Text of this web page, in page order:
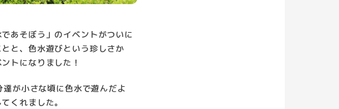
あそぼう」のイベントがついに
と、色水遊びという珍しさか
トになりました！
が小さな頃に色水で遊んだよ
くれました。